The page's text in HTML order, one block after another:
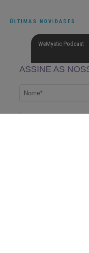
ÚLTIMAS NOVIDADES
WeMystic Podcast